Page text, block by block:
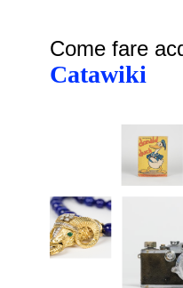
Come fare
Catawiki